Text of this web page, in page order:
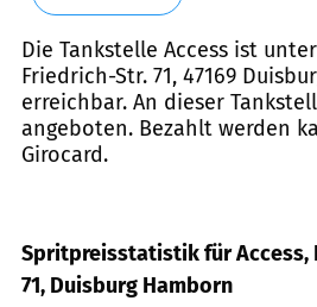
Die Tankstelle Access ist
Friedrich-Str. 71, 47169
erreichbar. An dieser
angeboten. Bezahlt werden
Girocard.
Spritpreisstatistik für Access,
71, Duisburg Hamborn